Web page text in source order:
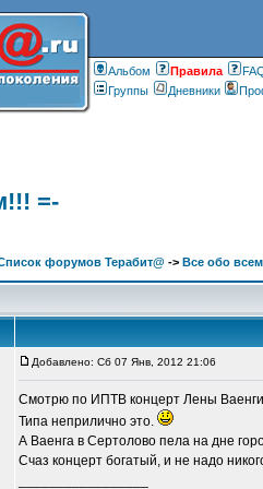
Альбом Правилa
Группы
Дневники
=-
форумов Терабит@ -> Все обо всем
Добавлено: Сб 07 Янв, 2012 21:06
Смотрю по ИПТВ концерт Лены
Типа неприлично это.
А Ваенга в Сертолово пела на дне
Счаз концерт богатый, и не надо